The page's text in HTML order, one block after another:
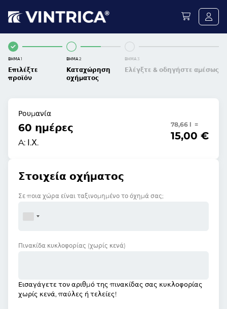
ΒΉΜΑ 1
Επιλέξτε
προϊόν
ΒΉΜΑ 2
Καταχώρηση
οχήματος
ΒΉΜΑ 3
Ελέγξτε & οδηγήστε αμέσως
Ρουμανία
60 ημέρες
A: Ι.Χ.
78,66 l =
15,00 €
Στοιχεία οχήματος
Σε ποια χώρα είναι ταξινομημένο το όχημά σας;
Πινακίδα κυκλοφορίας (χωρίς κενά)
Εισαγάγετε τον αριθμό της πινακίδας σας κυκλοφορίας
χωρίς κενά, παύλες ή τελείες!